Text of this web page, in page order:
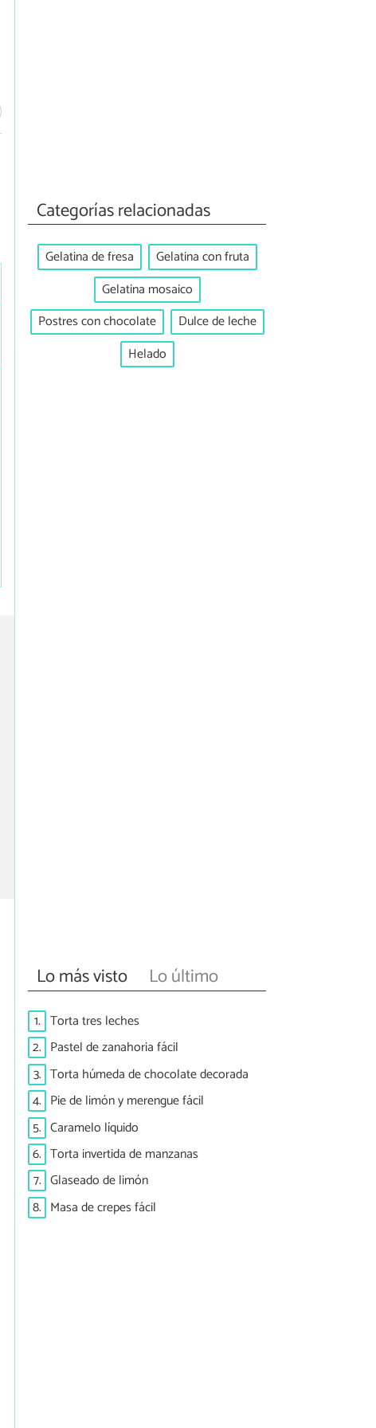
Categorías relacionadas
Gelatina de fresa
Gelatina con fruta
Gelatina mosaico
Postres con chocolate
Dulce de leche
Helado
Lo más visto Lo último
1. Torta tres leches
2. Pastel de zanahoria fácil
3. Torta húmeda de chocolate decorada
4. Pie de limón y merengue fácil
5. Caramelo líquido
6. Torta invertida de manzanas
7. Glaseado de limón
8. Masa de crepes fácil